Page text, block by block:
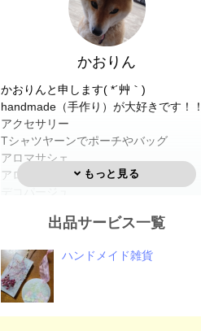
かおりん
かおりんと申します( *´艸｀)
handmade（手作り）が大好きです！！
アクセサリー
Tシャツヤーンでポーチやバッグ
アロマサシェ
アロマキャンドル
ドライフラワーetc...
ご自分のご褒美に、プレゼントにもいか
がですか？お値段や送り先などお問い合
わせ、ご質問などメッセージを頂けたら
出品サービス一覧
ハンドメイド雑貨